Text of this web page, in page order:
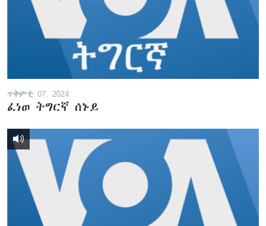
ጥቅምቲ 07, 2024
ፈነወ ትግርኛ ሰኑይ